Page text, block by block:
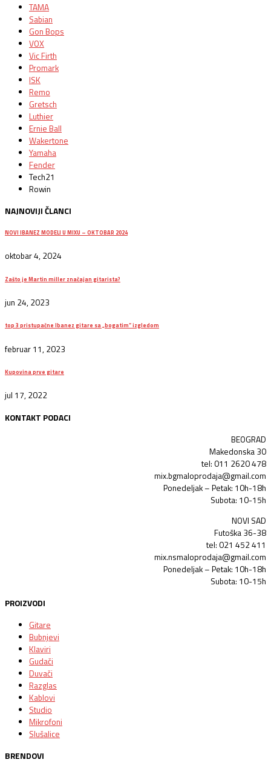
TAMA
Sabian
Gon Bops
VOX
Vic Firth
Promark
ISK
Remo
Gretsch
Luthier
Ernie Ball
Wakertone
Yamaha
Fender
Tech21
Rowin
NAJNOVIJI ČLANCI
NOVI IBANEZ MODELI U MIXU – OKTOBAR 2024
oktobar 4, 2024
Zašto je Martin miller značajan gitarista?
jun 24, 2023
top 3 pristupačne Ibanez gitare sa „bogatim“ izgledom
februar 11, 2023
Kupovina prve gitare
jul 17, 2022
KONTAKT PODACI
BEOGRAD
Makedonska 30
tel: 011 2620 478
mix.bgmaloprodaja@gmail.com
Ponedeljak – Petak: 10h-18h
Subota: 10-15h
NOVI SAD
Futoška 36-38
tel: 021 452 411
mix.nsmaloprodaja@gmail.com
Ponedeljak – Petak: 10h-18h
Subota: 10-15h
PROIZVODI
Gitare
Bubnjevi
Klaviri
Gudači
Duvači
Razglas
Kablovi
Studio
Mikrofoni
Slušalice
BRENDOVI